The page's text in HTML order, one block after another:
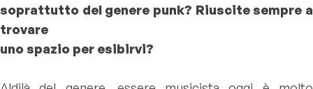
soprattutto del genere punk? Riuscite sempre a
trovare
uno spazio per esibirvi?